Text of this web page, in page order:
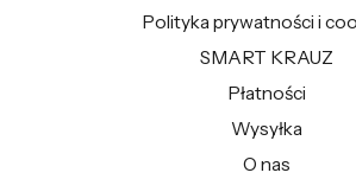
Polityka prywatności i
SMART KRAUZ
Płatności
Wysyłka
O nas